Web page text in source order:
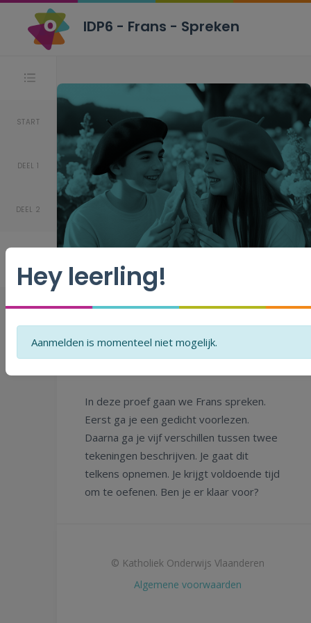
START
DEEL 1
DEEL 2
IDP6 - Frans
- Spreken
In deze proef gaan we Frans spreken.
Eerst ga je een gedicht voorlezen.
Daarna ga je vijf verschillen tussen twee
tekeningen beschrijven. Je gaat dit
telkens opnemen. Je krijgt voldoende tijd
om te oefenen. Ben je er klaar voor?
© Katholiek Onderwijs Vlaanderen
Algemene voorwaarden
IDP6 - Frans - Spreken
Hey leerling!
Aanmelden is momenteel niet mogelijk.